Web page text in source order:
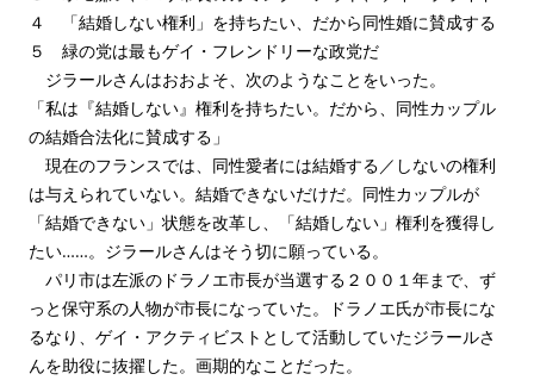
４ 「結婚しない権利」を持ちたい、だから同性婚に賛成する
５ 緑の党は最もゲイ・フレンドリーな政党だ
ジラールさんはおおよそ、次のようなことをいった。
「私は『結婚しない』権利を持ちたい。だから、同性カップル
の結婚合法化に賛成する」
現在のフランスでは、同性愛者には結婚する／しないの権利
は与えられていない。結婚できないだけだ。同性カップルが
「結婚できない」状態を改革し、「結婚しない」権利を獲得し
たい……。ジラールさんはそう切に願っている。
パリ市は左派のドラノエ市長が当選する２００１年まで、ず
っと保守系の人物が市長になっていた。ドラノエ氏が市長にな
るなり、ゲイ・アクティビストとして活動していたジラールさ
んを助役に抜擢した。画期的なことだった。